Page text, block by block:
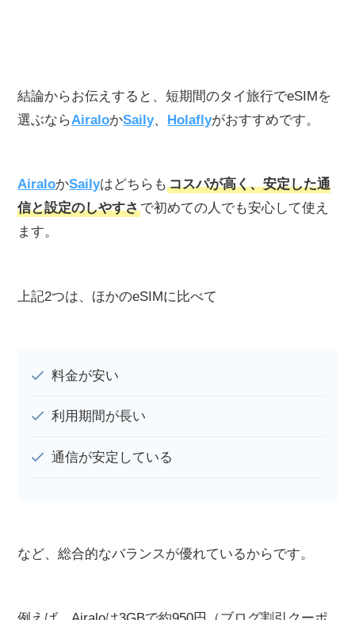
結論からお伝えすると、短期間のタイ旅行でeSIMを
選ぶならAiraloかSaily、 Holaflyがおすすめです。
AiraloかSailyはどちらもコスパが高く、安定した通
信と設定のしやすさで初めての人でも安心して使え
ます。
上記2つは、ほかのeSIMに比べて
料金が安い
利用期間が長い
通信が安定している
など、総合的なバランスが優れているからです。